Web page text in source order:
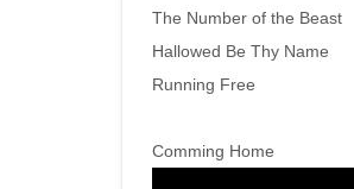
The Number of the Beast
Hallowed Be Thy Name
Running Free
Comming Home